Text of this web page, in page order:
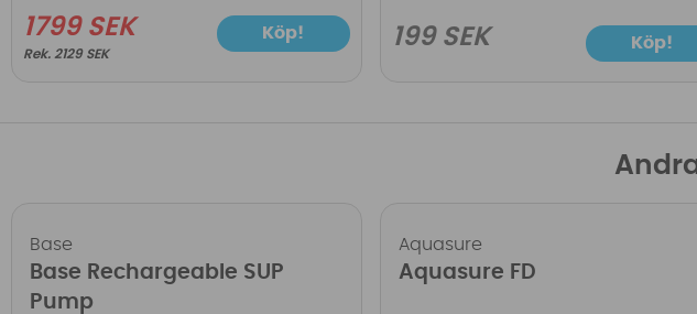
1799 SEK
2129 SEK
Köp! 199 SEK Köp!
Base
Base Rechargeable SUP
Pump
Aquasure
Aquasure FD